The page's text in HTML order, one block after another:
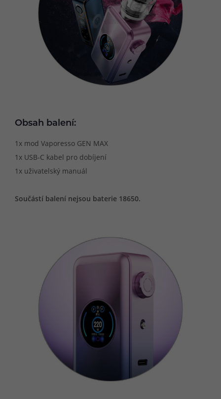
Obsah balení:
1x mod Vaporesso GEN MAX
1x USB-C kabel pro dobíjení
1x uživatelský manuál
Součástí balení nejsou baterie 18650.